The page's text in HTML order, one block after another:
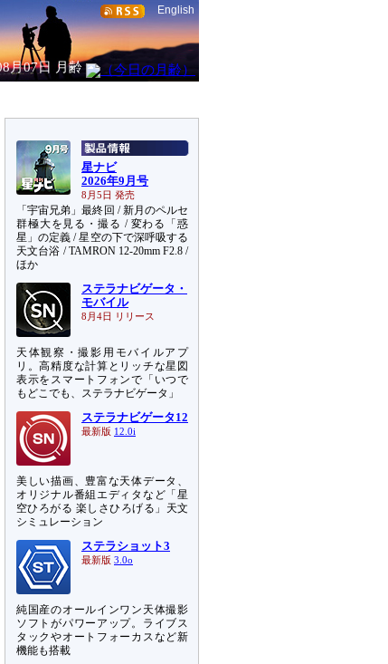
English
月07日 月齢
星ナビ
2026年9月号
8月5日 発売
「宇宙兄弟」最終回 / 新月のペルセ
群極大を見る・撮る / 変わる「惑
星」の定義 / 星空の下で深呼吸する
天文台浴 / TAMRON 12-20mm F2.8 /
ほか
ステラナビゲータ・
モバイル
8月4日 リリース
天体観察・撮影用モバイルアプ
リ。高精度な計算とリッチな星図
表示をスマートフォンで「いつで
もどこでも、ステラナビゲータ」
ステラナビゲータ12
最新版 12.0i
美しい描画、豊富な天体データ、
オリジナル番組エディタなど「星
空ひろがる 楽しさひろげる」天文
シミュレーション
ステラショット3
最新版 3.0o
純国産のオールインワン天体撮影
ソフトがパワーアップ。ライブス
タックやオートフォーカスなど新
機能も搭載